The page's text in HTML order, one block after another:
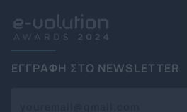
ΕΓΓΡΑΦΗ ΣΤΟ NEWSLETTER